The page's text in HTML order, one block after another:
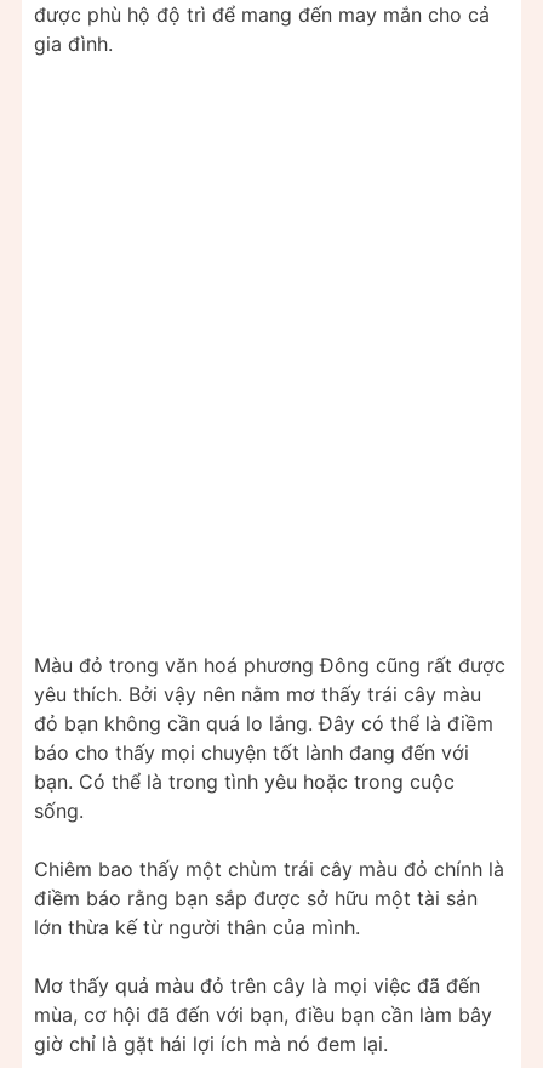
được phù hộ độ trì để mang đến may mắn cho cả
gia đình.
Màu đỏ trong văn hoá phương Đông cũng rất được
yêu thích. Bởi vậy nên nằm mơ thấy trái cây màu
đỏ bạn không cần quá lo lắng. Đây có thể là điềm
báo cho thấy mọi chuyện tốt lành đang đến với
bạn. Có thể là trong tình yêu hoặc trong cuộc
sống.
Chiêm bao thấy một chùm trái cây màu đỏ chính là
điềm báo rằng bạn sắp được sở hữu một tài sản
lớn thừa kế từ người thân của mình.
Mơ thấy quả màu đỏ trên cây là mọi việc đã đến
mùa, cơ hội đã đến với bạn, điều bạn cần làm bây
giờ chỉ là gặt hái lợi ích mà nó đem lại.